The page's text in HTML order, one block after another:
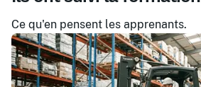
Ce qu'en pensent les apprenants.